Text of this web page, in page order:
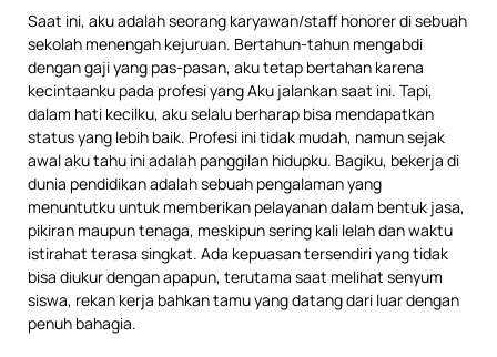
Saat ini, aku adalah seorang karyawan/staff honorer di sebuah
sekolah menengah kejuruan. Bertahun-tahun mengabdi
dengan gaji yang pas-pasan, aku tetap bertahan karena
kecintaanku pada profesi yang Aku jalankan saat ini. Tapi,
dalam hati kecilku, aku selalu berharap bisa mendapatkan
status yang lebih baik. Profesi ini tidak mudah, namun sejak
awal aku tahu ini adalah panggilan hidupku. Bagiku, bekerja di
dunia pendidikan adalah sebuah pengalaman yang
menuntutku untuk memberikan pelayanan dalam bentuk jasa,
pikiran maupun tenaga, meskipun sering kali lelah dan waktu
istirahat terasa singkat. Ada kepuasan tersendiri yang tidak
bisa diukur dengan apapun, terutama saat melihat senyum
siswa, rekan kerja bahkan tamu yang datang dari luar dengan
penuh bahagia.